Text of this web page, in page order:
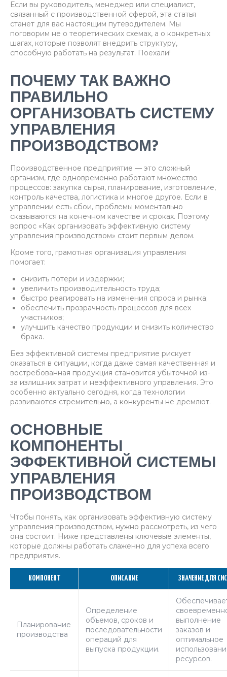
Если вы руководитель, менеджер или специалист,
связанный с производственной сферой, эта статья
станет для вас настоящим путеводителем. Мы
поговорим не о теоретических схемах, а о конкретных
шагах, которые позволят внедрить структуру,
способную работать на результат. Поехали!
ПОЧЕМУ ТАК ВАЖНО
ПРАВИЛЬНО
ОРГАНИЗОВАТЬ СИСТЕМУ
УПРАВЛЕНИЯ
ПРОИЗВОДСТВОМ?
Производственное предприятие — это сложный
организм, где одновременно работают множество
процессов: закупка сырья, планирование, изготовление,
контроль качества, логистика и многое другое. Если в
управлении есть сбои, проблемы моментально
сказываются на конечном качестве и сроках. Поэтому
вопрос «Как организовать эффективную систему
управления производством» стоит первым делом.
Кроме того, грамотная организация управления
помогает:
снизить потери и издержки;
увеличить производительность труда;
быстро реагировать на изменения спроса и рынка;
обеспечить прозрачность процессов для всех
участников;
улучшить качество продукции и снизить количество
брака.
Без эффективной системы предприятие рискует
оказаться в ситуации, когда даже самая качественная и
востребованная продукция становится убыточной из-
за излишних затрат и неэффективного управления. Это
особенно актуально сегодня, когда технологии
развиваются стремительно, а конкуренты не дремлют.
ОСНОВНЫЕ
КОМПОНЕНТЫ
ЭФФЕКТИВНОЙ СИСТЕМЫ
УПРАВЛЕНИЯ
ПРОИЗВОДСТВОМ
Чтобы понять, как организовать эффективную систему
управления производством, нужно рассмотреть, из чего
она состоит. Ниже представлены ключевые элементы,
которые должны работать слаженно для успеха всего
предприятия.
КОМПОНЕНТ ОПИСАНИЕ ЗНАЧЕНИЕ ДЛЯ
Планирование
производства
Определение
объемов, сроков и
последовательности
операций для
выпуска продукции.
выполнение
заказов и
оптимальное
ресурсов.